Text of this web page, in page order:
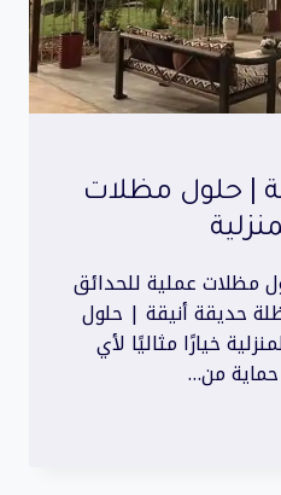
| حلول مظلات
مظلات عملية للحدائق
حديقة أنيقة | حلول
خيارًا مثاليًا لأي
من…